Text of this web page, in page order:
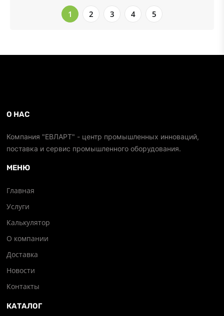
1 2 3 4 5
О НАС
Компания "ЕВЛАРТ" - центр промышленных инноваций,
поставка и сервис промышленного оборудования.
МЕНЮ
Главная
Услуги
Калькулятор
О компании
Доставка
Новости
Контакты
КАТАЛОГ